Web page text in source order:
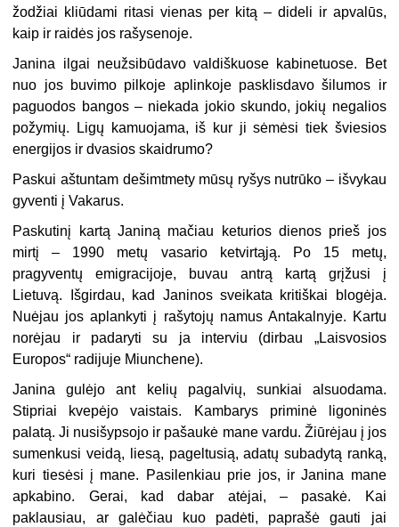
žodžiai kliūdami ritasi vienas per kitą – dideli ir apvalūs,
kaip ir raidės jos rašysenoje.
Janina ilgai neužsibūdavo valdiškuose kabinetuose. Bet
nuo jos bu­vimo pilkoje aplinkoje pasklisdavo šilumos ir
paguodos bangos – niekada jokio skundo, jokių negalios
požymių. Ligų kamuojama, iš kur ji sėmė­si tiek šviesios
energijos ir dvasios skaidrumo?
Paskui aštuntam dešimtmety mūsų ryšys nutrūko – išvykau
gyventi į Vakarus.
Paskutinį kartą Janiną mačiau keturios dienos prieš jos
mirtį – 1990 metų vasario ketvirtąją. Po 15 metų,
pragyventų emigracijoje, buvau ant­rą kartą grįžusi į
Lietuvą. Išgirdau, kad Janinos sveikata kritiškai blogėja.
Nuėjau jos aplankyti į rašytojų namus Antakalnyje. Kartu
no­rėjau ir padaryti su ja interviu (dirbau „Laisvosios
Europos“ radijuje Miunchene).
Janina gulėjo ant kelių pagalvių, sunkiai alsuodama.
Stipriai kvepė­jo vaistais. Kambarys priminė ligoninės
palatą. Ji nusišypsojo ir pašaukė mane vardu. Žiūrėjau į jos
sumenkusi veidą, liesą, pageltusią, adatų su­badytą ranką,
kuri tiesėsi į mane. Pasilenkiau prie jos, ir Janina mane
apkabino. Gerai, kad dabar atėjai, – pasakė. Kai
paklausiau, ar galėčiau kuo padėti, paprašė gauti jai